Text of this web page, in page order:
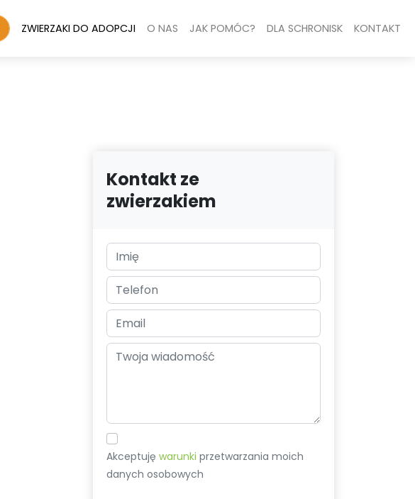
ZWIERZAKI DO ADOPCJI O NAS JAK POMÓC? DLA SCHRONISK KONTAKT
Kontakt ze
zwierzakiem
Akceptujęwarunki przetwarzania moich
danych osobowych